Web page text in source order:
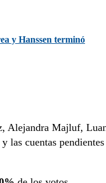
y Hanssen terminó
Alejandra Majluf,
las cuentas pendientes